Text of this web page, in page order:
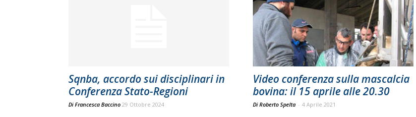
Sqnba, accordo sui disciplinari in
Conferenza Stato-Regioni
Di Francesca Baccino 29 Ottobre 2024
Video conferenza sulla mascalcia
bovina: il 15 aprile alle 20.30
Di Roberto Spelta - 4 Aprile 2021